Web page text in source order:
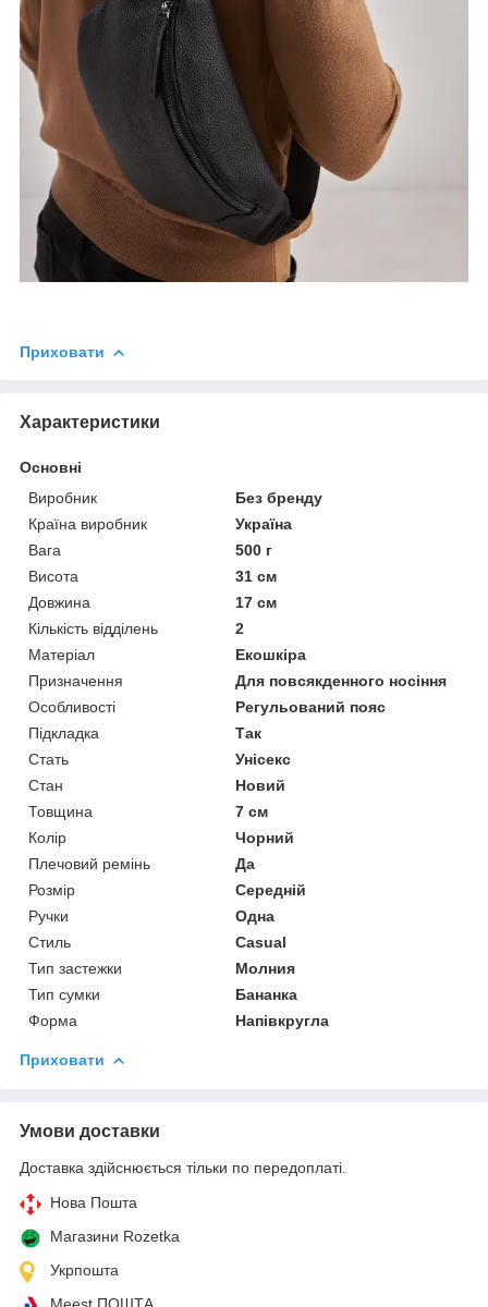
Приховати
Характеристики
Основні
Виробник
Без бренду
Країна виробник
Україна
Вага
500 г
Висота
31 см
Довжина
17 см
Кількість відділень
2
Матеріал
Екошкіра
Призначення
Для повсякденного носіння
Особливості
Регульований пояс
Підкладка
Так
Стать
Унісекс
Стан
Новий
Товщина
7 см
Колір
Чорний
Плечовий ремінь
Да
Розмір
Середній
Ручки
Одна
Стиль
Casual
Тип застежки
Молния
Тип сумки
Бананка
Форма
Напівкругла
Приховати
Умови доставки
Доставка здійснюється тільки по передоплаті.
Нова Пошта
Магазини Rozetka
Укрпошта
Meest ПОШТА